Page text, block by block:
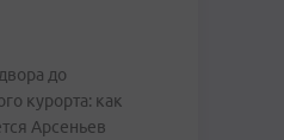
до
курорта: как
Арсеньев